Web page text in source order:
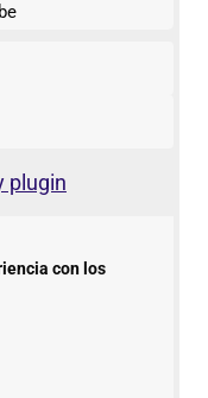
plugin
con los